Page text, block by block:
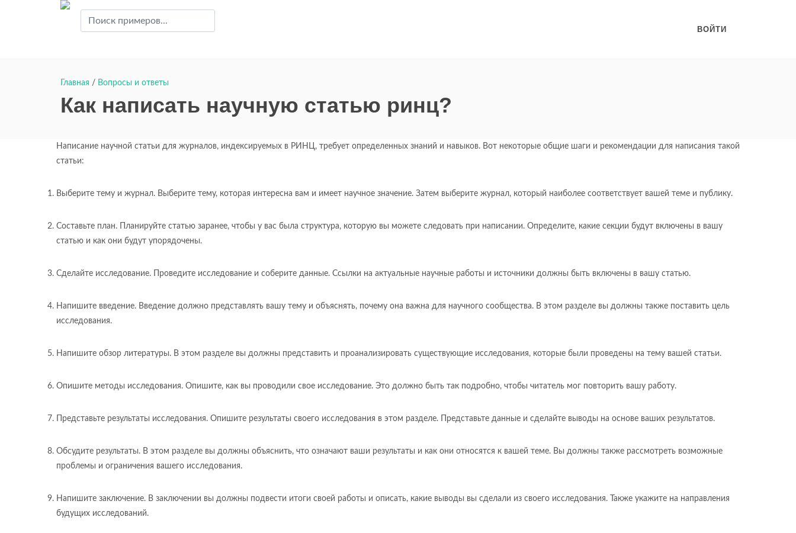
ВОЙТИ
Главная / Вопросы и ответы
Как написать научную статью ринц?
Написание научной статьи для журналов, индексируемых в РИНЦ, требует определенных знаний и навыков. Вот некоторые общие шаги и рекомендации для написания такой
статьи:
Выберите тему и журнал. Выберите тему, которая интересна вам и имеет научное значение. Затем выберите журнал, который наиболее соответствует вашей теме и публику.
Составьте план. Планируйте статью заранее, чтобы у вас была структура, которую вы можете следовать при написании. Определите, какие секции будут включены в вашу
статью и как они будут упорядочены.
Сделайте исследование. Проведите исследование и соберите данные. Ссылки на актуальные научные работы и источники должны быть включены в вашу статью.
Напишите введение. Введение должно представлять вашу тему и объяснять, почему она важна для научного сообщества. В этом разделе вы должны также поставить цель
исследования.
Напишите обзор литературы. В этом разделе вы должны представить и проанализировать существующие исследования, которые были проведены на тему вашей статьи.
Опишите методы исследования. Опишите, как вы проводили свое исследование. Это должно быть так подробно, чтобы читатель мог повторить вашу работу.
Представьте результаты исследования. Опишите результаты своего исследования в этом разделе. Представьте данные и сделайте выводы на основе ваших результатов.
Обсудите результаты. В этом разделе вы должны объяснить, что означают ваши результаты и как они относятся к вашей теме. Вы должны также рассмотреть возможные
проблемы и ограничения вашего исследования.
Напишите заключение. В заключении вы должны подвести итоги своей работы и описать, какие выводы вы сделали из своего исследования. Также укажите на направления
будущих исследований.